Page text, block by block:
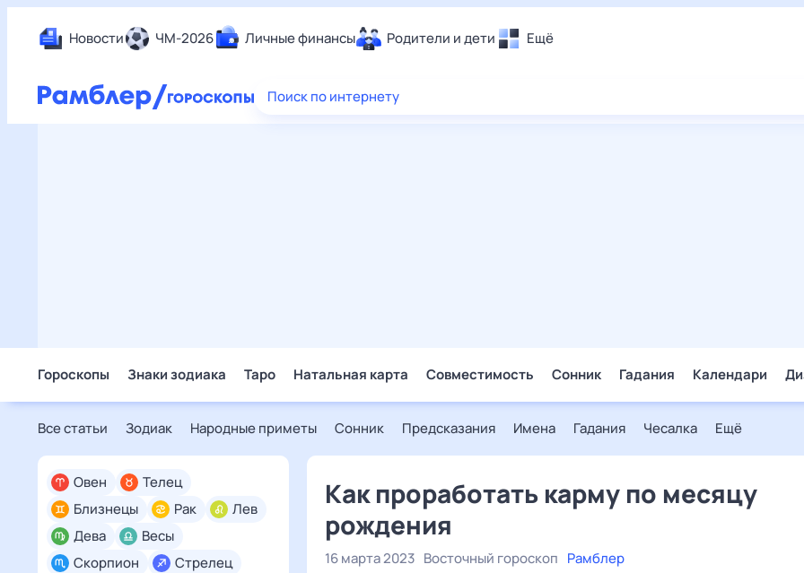
Новости ЧМ-2026 Личные финансы Родители и дети Ещё
Еда
Поиск по интернету
Гороскопы Знаки зодиака Таро Натальная карта Совместимость Сонник Гадания Календари
Все статьи Зодиак Народные приметы Сонник Предсказания Имена Гадания Чесалка Ещё
Овен
Телец
Близнецы
Рак
Лев
Дева
Весы
Скорпион
Стрелец
Как проработать карму по месяцу
рождения
16 марта 2023 Восточный гороскоп Рамблер